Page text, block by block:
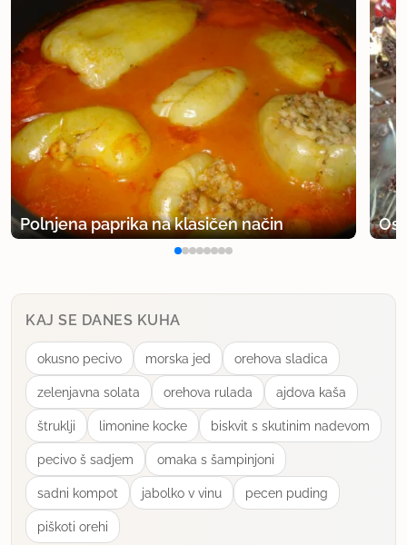
Polnjena paprika na klasičen način
KAJ SE DANES KUHA
okusno pecivo morska jed orehova sladica
zelenjavna solata orehova rulada ajdova kaša
štruklji limonine kocke biskvit s skutinim nadevom
pecivo š sadjem omaka s šampinjoni
sadni kompot jabolko v vinu pecen puding
piškoti orehi